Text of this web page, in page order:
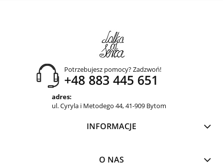
Potrzebujesz pomocy? Zadzwoń!
+48 883 445 651
adres:
ul. Cyryla i Metodego 44, 41-909 Bytom
INFORMACJE
O NAS